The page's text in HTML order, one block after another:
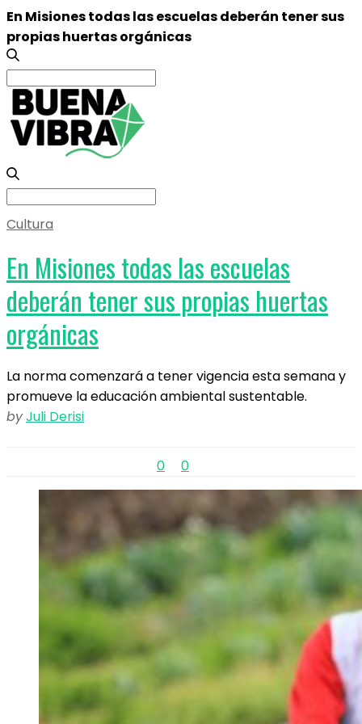
En Misiones todas las escuelas deberán tener sus
propias huertas orgánicas
Search
for:
Search
Cultura
En Misiones todas las escuelas
deberán tener sus propias huertas
orgánicas
La norma comenzará a tener vigencia esta semana y
promueve la educación ambiental sustentable.
byJuli Derisi
0 0